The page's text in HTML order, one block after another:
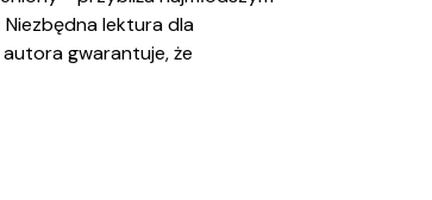
lektura dla
gwarantuje, że